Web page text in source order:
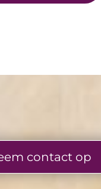
contact op